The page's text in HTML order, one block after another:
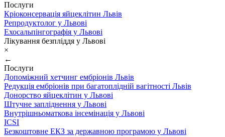
Послуги
Кріоконсервація яйцеклітин Львів
Репродуктолог у Львові
Ехосальпінгографія у Львові
Лікування безпліддя у Львові
×
←
Послуги
Допоміжний хетчинг ембріонів Львів
Редукція ембріонів при багатоплідній вагітності Львів
Донорство яйцеклітин у Львові
Штучне запліднення у Львові
Внутрішньоматкова інсемінація у Львові
ICSI
Безкоштовне ЕКЗ за державною програмою у Львові